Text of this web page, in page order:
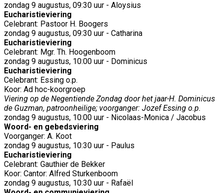
zondag 9 augustus, 09:30 uur - Aloysius
Eucharistieviering
Celebrant: Pastoor H. Boogers
zondag 9 augustus, 09:30 uur - Catharina
Eucharistieviering
Celebrant: Mgr. Th. Hoogenboom
zondag 9 augustus, 10:00 uur - Dominicus
Eucharistieviering
Celebrant: Essing o.p.
Koor: Ad hoc-koorgroep
Viering op de Negentiende Zondag door het jaar-H. Dominicus
de Guzman, patroonheilige; voorganger: Jozef Essing o.p.
zondag 9 augustus, 10:00 uur - Nicolaas-Monica / Jacobus
Woord- en gebedsviering
Voorganger: A. Koot
zondag 9 augustus, 10:30 uur - Paulus
Eucharistieviering
Celebrant: Gauthier de Bekker
Koor: Cantor: Alfred Sturkenboom
zondag 9 augustus, 10:30 uur - Rafaël